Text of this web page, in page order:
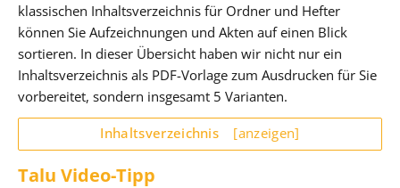
klassischen Inhaltsverzeichnis für Ordner und Hefter
können Sie Aufzeichnungen und Akten auf einen Blick
sortieren. In dieser Übersicht haben wir nicht nur ein
Inhaltsverzeichnis als PDF-Vorlage zum Ausdrucken für Sie
vorbereitet, sondern insgesamt 5 Varianten.
Inhaltsverzeichnis [anzeigen]
Talu Video-Tipp